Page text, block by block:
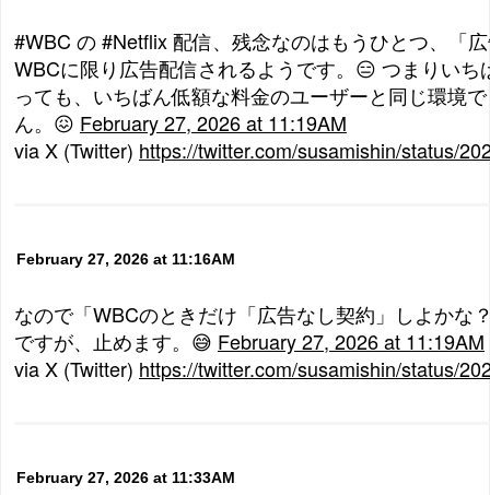
#WBC の #Netflix 配信、残念なのはもうひとつ、「
WBCに限り広告配信されるようです。😑 つまりいち
っても、いちばん低額な料金のユーザーと同じ環境
ん。😖 February 27, 2026 at 11:19AM
via X (Twitter) https://twitter.com/susamishin/status/
February 27, 2026 at 11:16AM
なので「WBCのときだけ「広告なし契約」しよかな
ですが、止めます。😅 February 27, 2026 at 11:19AM
via X (Twitter) https://twitter.com/susamishin/status/
February 27, 2026 at 11:33AM